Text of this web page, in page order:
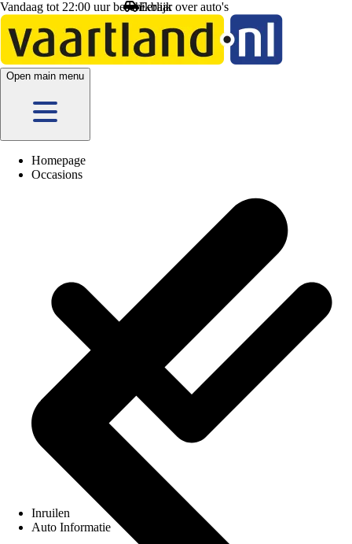
Vandaag tot 22:00 uur beschikbaar
Open main menu
Homepage
Occasions
Inruilen
Auto Informatie